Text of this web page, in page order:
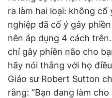
ra làm hai loại: không cố
nghiệp đã cố ý gây
nên áp dụng 4 cách
chỉ gây phiền não cho
hãy nói thẳng với họ
Giáo sư Robert Sutton
rằng: “Bạn đang làm